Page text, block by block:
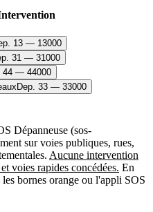
13 — 13000
31 — 31000
44 — 44000
Dep. 33 — 33000
Dépanneuse (sos-
sur voies publiques, rues,
Aucune intervention
voies rapides concédées. En
bornes orange ou l'appli SOS